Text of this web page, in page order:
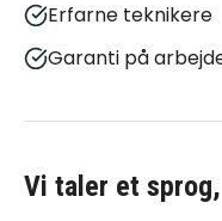
Erfarne teknikere
Garanti på
Vi taler et